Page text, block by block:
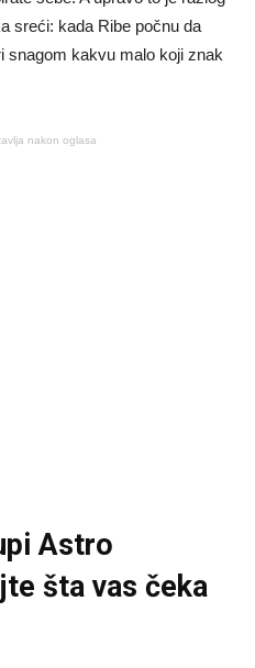
sreći: kada Ribe počnu da
snagom kakvu malo koji znak
nakon oglasa
Astro
šta vas čeka